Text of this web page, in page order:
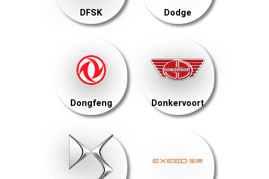
DFSK Dodge
Dongfeng Donkervoort